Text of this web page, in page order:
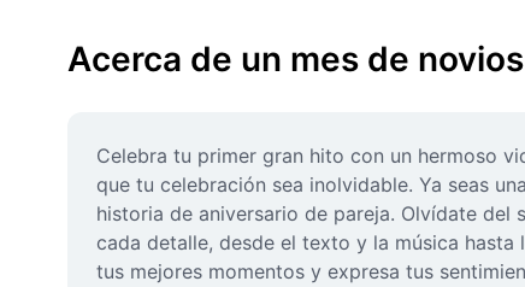
Acerca de un mes de novios
Celebra tu primer gran hito con un hermoso
que tu celebración sea inolvidable. Ya seas
historia de aniversario de pareja. Olvídate
cada detalle, desde el texto y la música
tus mejores momentos y expresa tus